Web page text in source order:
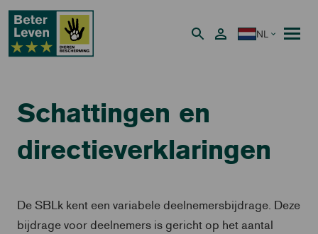
NL
Schattingen en
directieverklaringen
De SBLk kent een variabele deelnemersbijdrage. Deze
bijdrage voor deelnemers is gericht op het aantal